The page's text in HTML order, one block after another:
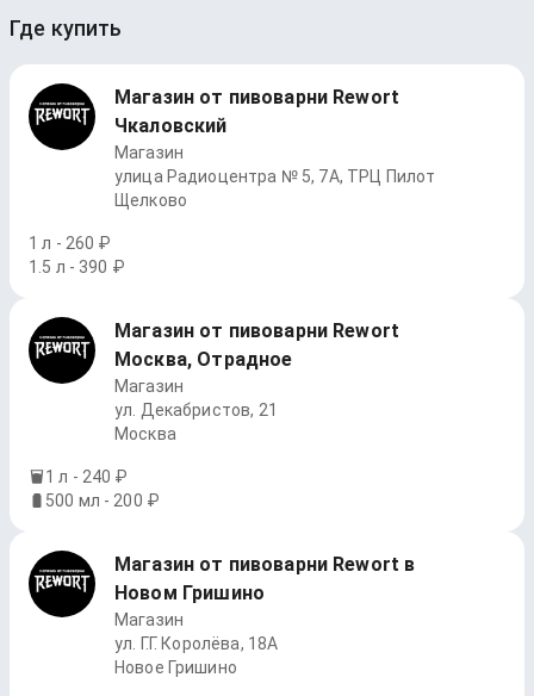
Где купить
Магазин от пивоварни Rewort
Чкаловский
Магазин
улица Радиоцентра № 5, 7А, ТРЦ Пилот
Щелково
1 л - 260 ₽
1.5 л - 390 ₽
Магазин от пивоварни Rewort
Москва, Отрадное
Магазин
ул. Декабристов, 21
Москва
1 л - 240 ₽
500 мл - 200 ₽
Магазин от пивоварни Rewort в
Новом Гришино
Магазин
ул. Г.Г. Королёва, 18А
Новое Гришино